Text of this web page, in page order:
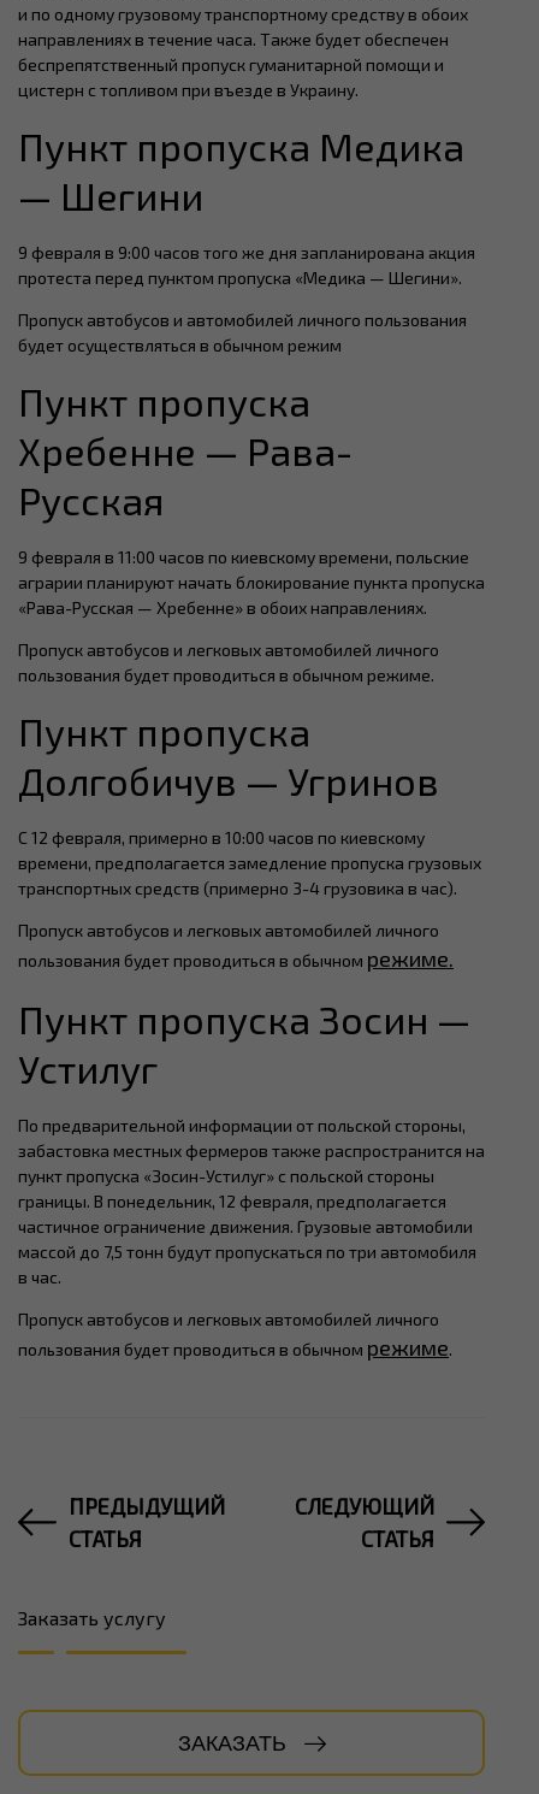
и по одному грузовому транспортному средству в обоих
направлениях в течение часа. Также будет обеспечен
беспрепятственный пропуск гуманитарной помощи и
цистерн с топливом при въезде в Украину.
Пункт пропуска Медика
— Шегини
9 февраля в 9:00 часов того же дня запланирована акция
протеста перед пунктом пропуска «Медика — Шегини».
Пропуск автобусов и автомобилей личного пользования
будет осуществляться в обычном режим
Пункт пропуска
Хребенне — Рава-
Русская
9 февраля в 11:00 часов по киевскому времени, польские
аграрии планируют начать блокирование пункта пропуска
«Рава-Русская — Хребенне» в обоих направлениях.
Пропуск автобусов и легковых автомобилей личного
пользования будет проводиться в обычном режиме.
Пункт пропуска
Долгобичув — Угринов
С 12 февраля, примерно в 10:00 часов по киевскому
времени, предполагается замедление пропуска грузовых
транспортных средств (примерно 3-4 грузовика в час).
Пропуск автобусов и легковых автомобилей личного
пользования будет проводиться в обычном режиме.
Пункт пропуска Зосин —
Устилуг
По предварительной информации от польской стороны,
забастовка местных фермеров также распространится на
пункт пропуска «Зосин-Устилуг» с польской стороны
границы. В понедельник, 12 февраля, предполагается
частичное ограничение движения. Грузовые автомобили
массой до 7,5 тонн будут пропускаться по три автомобиля
в час.
Пропуск автобусов и легковых автомобилей личного
пользования будет проводиться в обычном режиме.
ПРЕДЫДУЩИЙ
СТАТЬЯ
СЛЕДУЮЩИЙ
СТАТЬЯ
Заказать услугу
ЗАКАЗАТЬ